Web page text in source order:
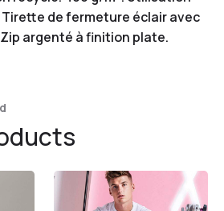
de fermeture éclair avec
argenté à finition plate.